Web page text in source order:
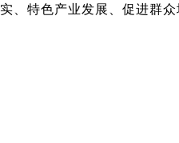
实、特色产业发展、促进群众